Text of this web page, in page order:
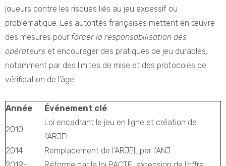
joueurs contre les risques liés au jeu excessif ou
problématique. Les autorités françaises mettent en œuvre
des mesures pour forcer la responsabilisation des
opérateurs et encourager des pratiques de jeu durables,
notamment par des limites de mise et des protocoles de
vérification de l’âge.
Année Événement clé
2010
Loi encadrant le jeu en ligne et création de
l’ARJEL
2014
Remplacement de l’ARJEL par l’ANJ